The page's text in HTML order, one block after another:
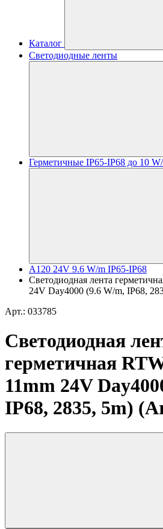
Каталог
Светодиодные ленты
Герметичные IP65-IP68 до 10
A120 24V 9.6 W/m IP65-IP68
Светодиодная лента
24V Day4000 (9.6 W/m, IP68,
Арт.: 033785
Светодиодная
герметичная
11mm 24V
IP68, 2835, 5m)